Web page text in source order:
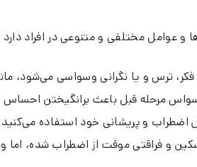
و عوامل مختلفی و متنوعی در افراد
ترس و یا نگرانی وسواسی می‌شود،
مرحله قبل باعث برانگیختن
اضطراب و پریشانی خود استفاده
و فراقتی موقت از اضطراب شده،